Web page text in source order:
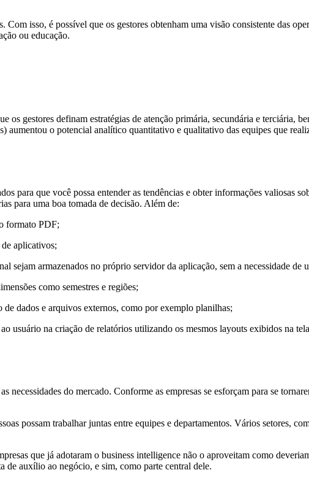
isso, é possível que os gestores obtenham uma visão consistente das
ou educação.
gestores definam estratégias de atenção primária, secundária e terciária,
aumentou o potencial analítico quantitativo e qualitativo das equipes que
para que você possa entender as tendências e obter informações valiosas
para uma boa tomada de decisão. Além de:
formato PDF;
aplicativos;
sejam armazenados no próprio servidor da aplicação, sem a necessidade de
como semestres e regiões;
dados e arquivos externos, como por exemplo planilhas;
usuário na criação de relatórios utilizando os mesmos layouts exibidos na
necessidades do mercado. Conforme as empresas se esforçam para se
possam trabalhar juntas entre equipes e departamentos. Vários setores,
que já adotaram o business intelligence não o aproveitam como
de auxílio ao negócio, e sim, como parte central dele.